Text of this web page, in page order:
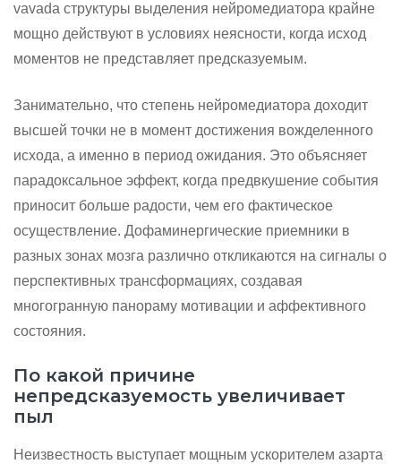
vavada структуры выделения нейромедиатора крайне
мощно действуют в условиях неясности, когда исход
моментов не представляет предсказуемым.
Занимательно, что степень нейромедиатора доходит
высшей точки не в момент достижения вожделенного
исхода, а именно в период ожидания. Это объясняет
парадоксальное эффект, когда предвкушение события
приносит больше радости, чем его фактическое
осуществление. Дофаминергические приемники в
разных зонах мозга различно откликаются на сигналы о
перспективных трансформациях, создавая
многогранную панораму мотивации и аффективного
состояния.
По какой причине
непредсказуемость увеличивает
пыл
Неизвестность выступает мощным ускорителем азарта